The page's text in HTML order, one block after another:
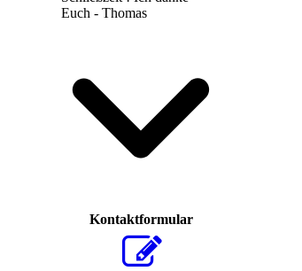
Euch - Thomas
Kontaktformular